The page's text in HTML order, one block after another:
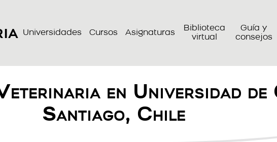
Universidades Cursos Asignaturas
Biblioteca
virtual
Guía y
consejos
en Universidad de
Santiago, Chile